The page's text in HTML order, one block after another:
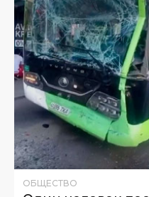
ОБЩЕСТВО